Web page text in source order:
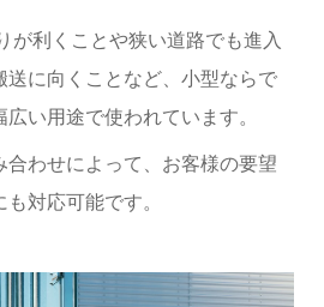
が利くことや狭い道路でも進入
送に向くことなど、小型ならで
い用途で使われています。
合わせによって、お客様の要望
対応可能です。